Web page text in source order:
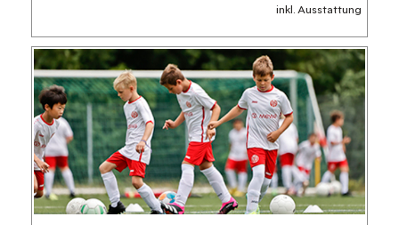
inkl. Ausstattung